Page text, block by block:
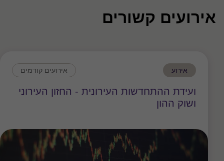
אירועים קשורים
אירוע אירועים קודמים
ועידת ההתחדשות העירונית - החזון העירוני
ושוק ההון